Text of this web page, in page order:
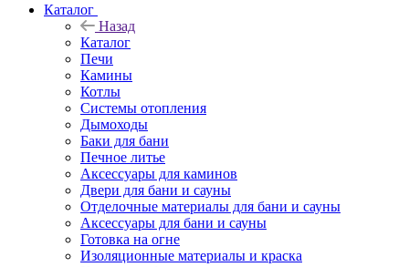
Каталог
Назад
Каталог
Печи
Камины
Котлы
Системы отопления
Дымоходы
Баки для бани
Печное литье
Аксессуары для каминов
Двери для бани и сауны
Отделочные материалы для бани и сауны
Аксессуары для бани и сауны
Готовка на огне
Изоляционные материалы и краска